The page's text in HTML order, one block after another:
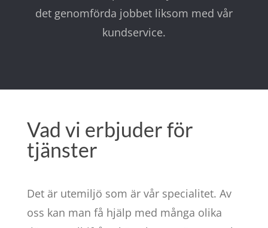
det genomförda jobbet liksom med vår
kundservice.
Vad vi erbjuder för
tjänster
Det är utemiljö som är vår specialitet. Av
oss kan man få hjälp med många olika